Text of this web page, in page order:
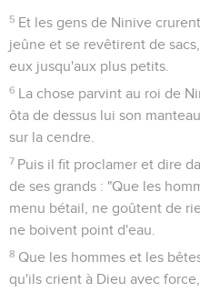
5 Et les gens de Ninive
jeûne et se revêtirent de
eux jusqu'aux plus petits.
6 La chose parvint au roi de
ôta de dessus lui son
sur la cendre.
7 Puis il fit proclamer et dire
de ses grands : "Que les
menu bétail, ne goûtent de
ne boivent point d'eau.
8 Que les hommes et les
qu'ils crient à Dieu avec